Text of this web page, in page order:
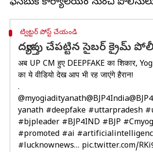
ట్విట్టర్ పోస్ట్ చేయండి
దర్యాప్తు చేపట్టిన సైబర్ క్రైమ్
अब UP CM हुए DEEPFAKE का शिकार,
का ये वीडियो देख आप भी रह जाएंगे हैरान!
.
@myogiadityanath@BJP4India
yanath #deepfake #uttarpradesh
#bjpleader #BJP4IND #BJP
#promoted #ai
#lucknownews… pic.twitter.com/